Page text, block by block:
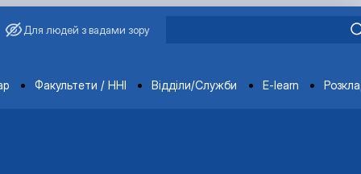
Для людей з вадами зору
Факультети / ННІ Відділи/Служби E-learn